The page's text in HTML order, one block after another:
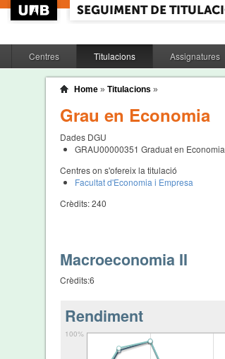
Centres Titulacions Assignatures
Home» Titulacions »
Grau en Economia
Dades DGU
GRAU00000351 Graduat en Economia
Centres on s'ofereix la titulació
Facultat d'Economia i Empresa
Crèdits:240
Macroeconomia II
Crèdits:6
Rendiment
100%